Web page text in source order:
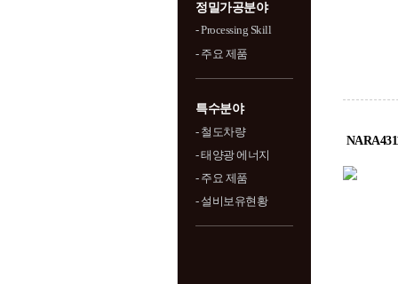
정밀가공분야
- Processing Skill
- 주요 제품
특수분야
- 철도차량
- 태양광 에너지
- 주요 제품
- 설비보유현황